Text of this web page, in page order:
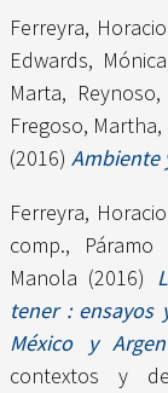
Ferreyra,
Edwards, Mónica
Marta,
Fregoso, Martha,
(2016) Ambiente
Ferreyra,
comp., Páramo
Manola (2016)
tener : ensayos
México y
contextos y